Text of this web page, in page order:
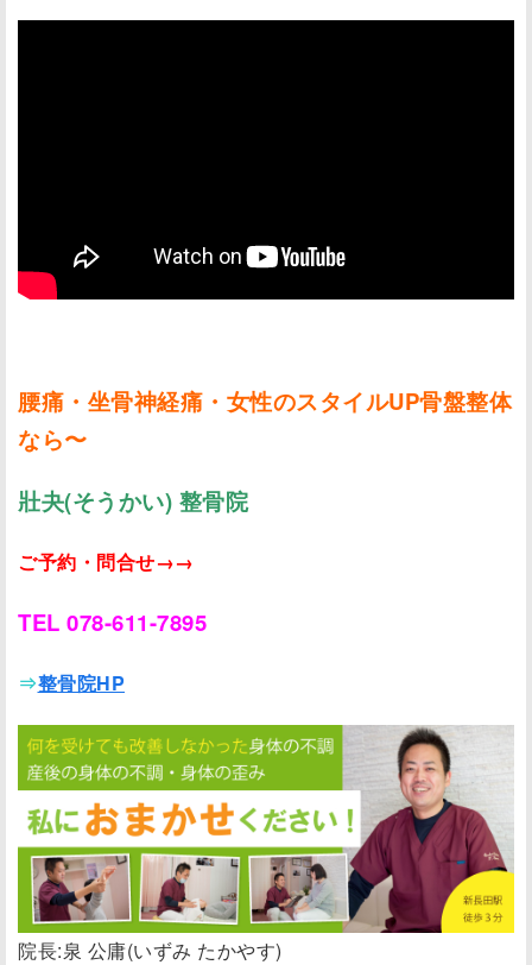
腰痛・坐骨神経痛・女性のスタイルUP骨盤整体
なら〜
壯夬(そうかい) 整骨院
ご予約・問合せ→→
TEL 078-611-7895
⇒整骨院HP
院長:泉 公庸(いずみ たかやす)